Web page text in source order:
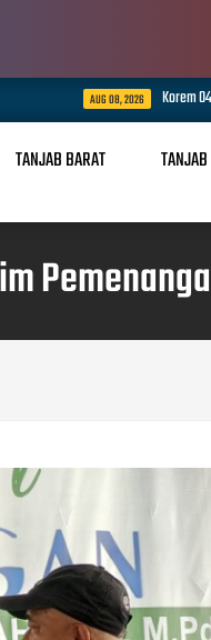
Korem 042/Garuda Putih Gelar Doa
TANJAB BARAT